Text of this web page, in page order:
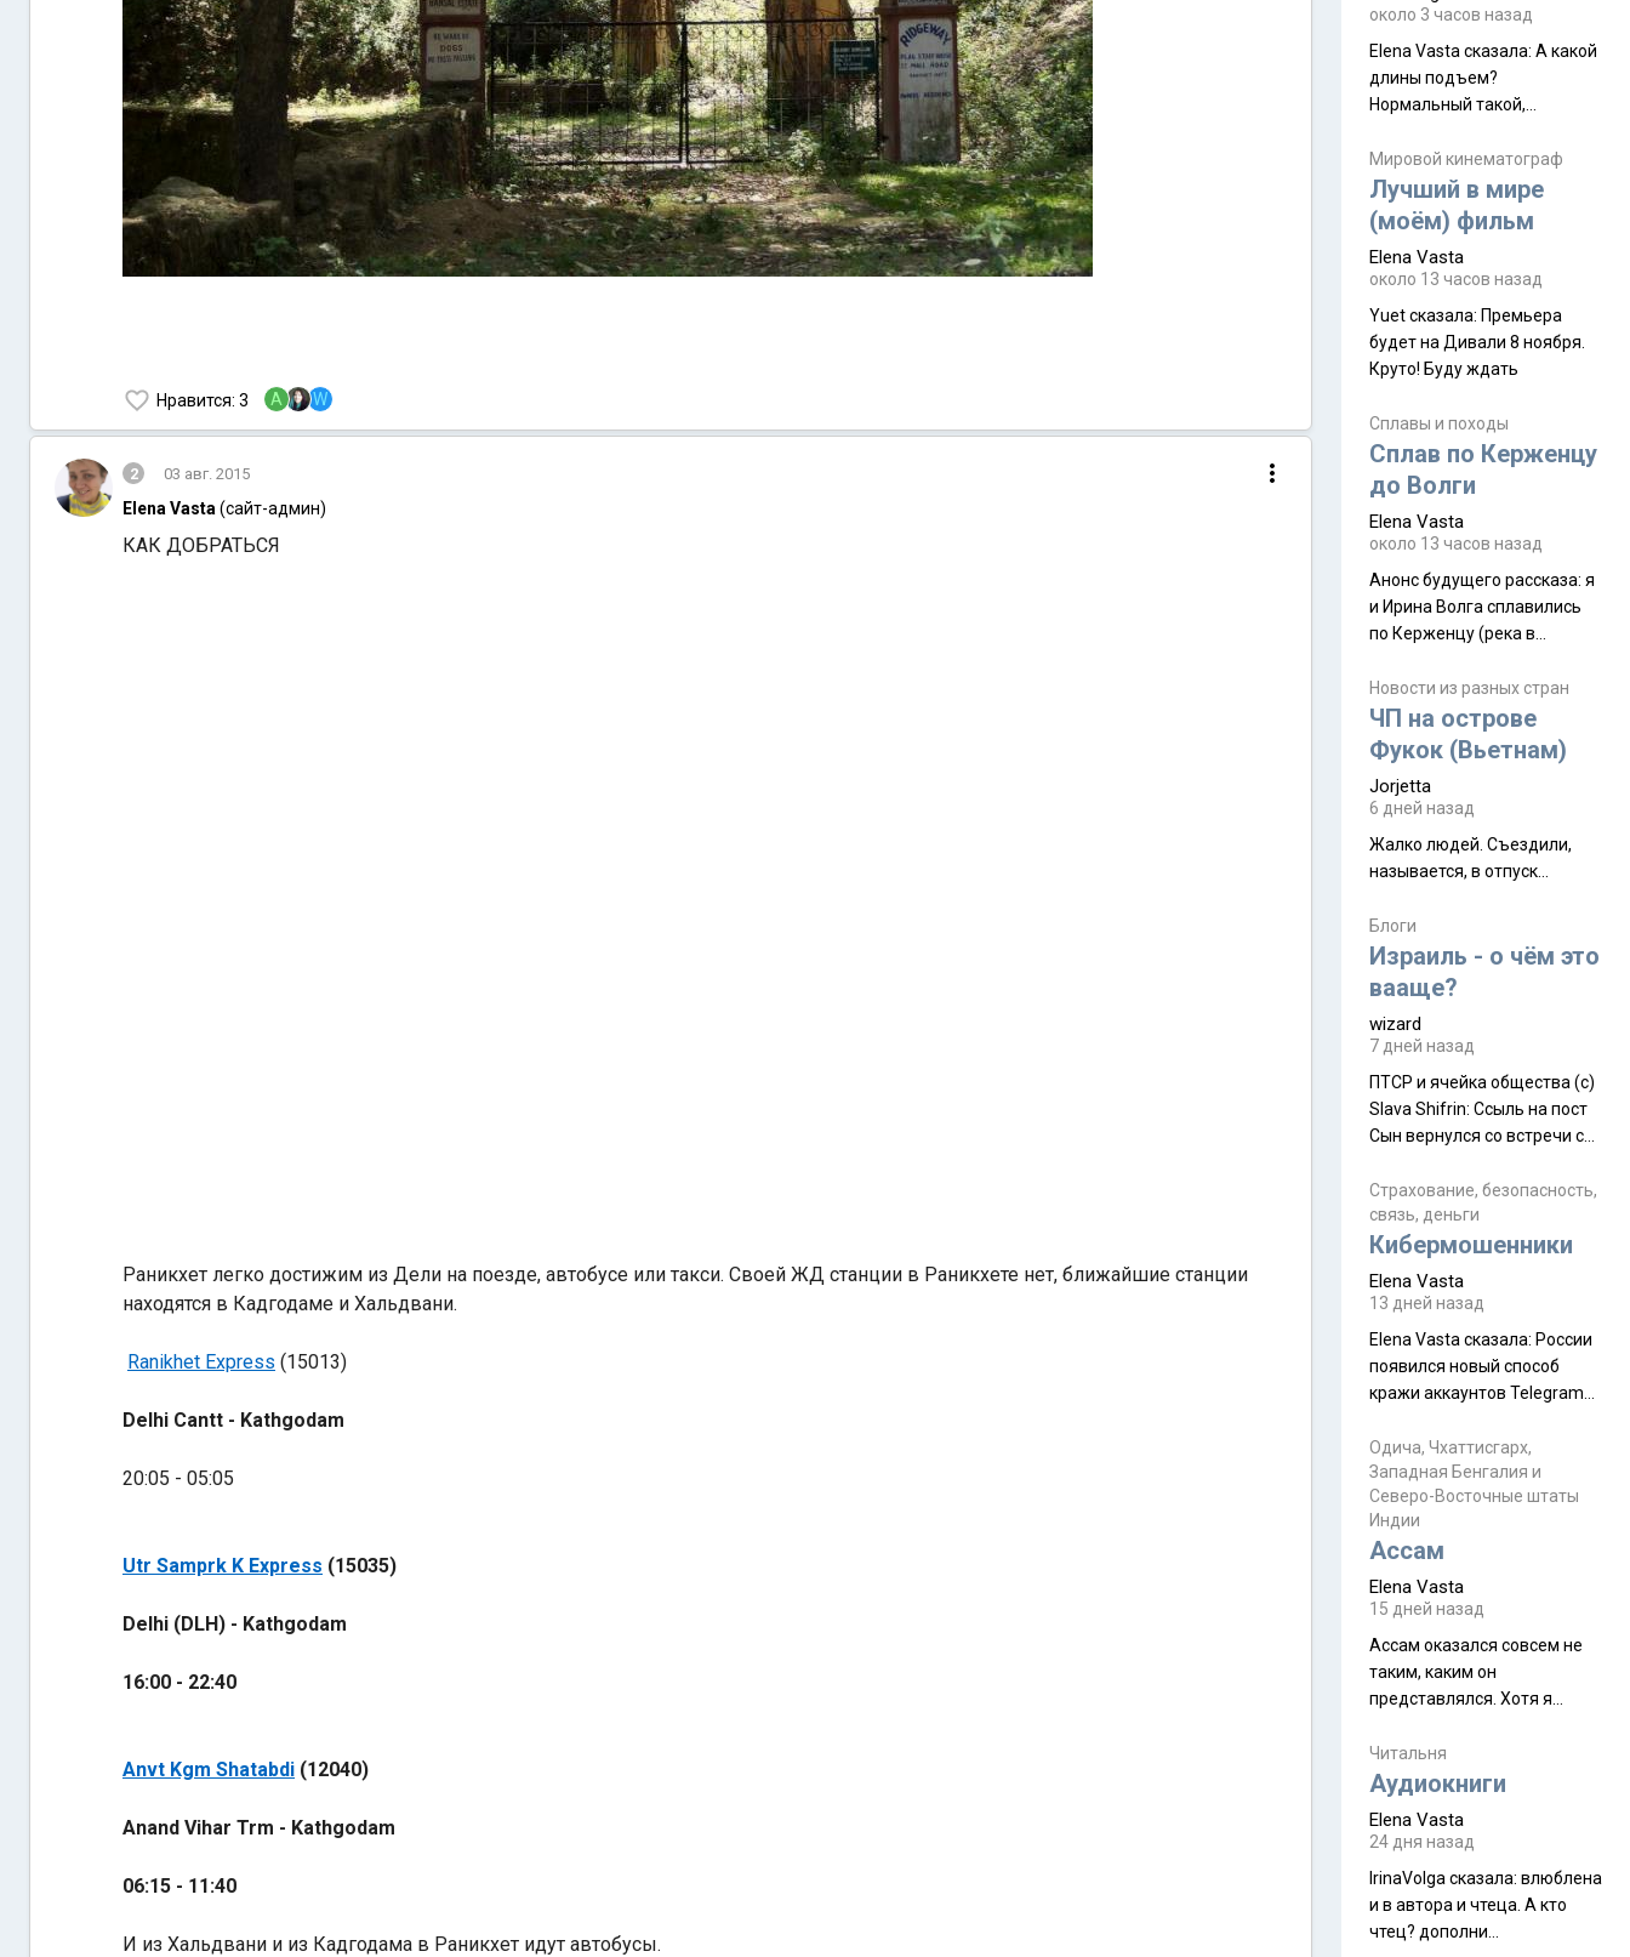
Нравится: 3 A W
2 03 авг. 2015
Elena Vasta (сайт-админ)
КАК ДОБРАТЬСЯ
Раникхет легко достижим из Дели на поезде, автобусе или такси. Своей ЖД станции в Раникхете нет, ближайшие станции
находятся в Кадгодаме и Хальдвани.
Ranikhet Express (15013)
Delhi Cantt - Kathgodam
20:05 - 05:05
Utr Samprk K Express (15035)
Delhi (DLH) - Kathgodam
16:00 - 22:40
Anvt Kgm Shatabdi (12040)
Anand Vihar Trm - Kathgodam
06:15 - 11:40
И из Хальдвани и из Кадгодама в Раникхет идут автобусы.
около 3 часов назад
Elena Vasta сказалa: А какой
длины подъем?
Нормальный такой,
Vasta сказалa: Горы
Аватара? Да
Мировой кинематограф
Лучший в мире
(моём) фильм
Elena Vasta
около 13 часов назад
Yuet сказалa: Премьера
будет на Дивали 8 ноября.
Круто! Буду ждать
Сплавы и походы
Сплав по Керженцу
до Волги
Elena Vasta
около 13 часов назад
Анонс будущего рассказа: я
и Ирина Волга сплавились
по Керженцу (река в
села Керженец до стоящего
на берегу Волги
Макарьевского монастыря,
это маршрут на 200 км
[видео]
Новости из разных стран
ЧП на острове
Фукок (Вьетнам)
Jorjetta
6 дней назад
Жалко людей. Съездили,
называется, в отпуск...
Блоги
Израиль - о чём это
вааще?
wizard
7 дней назад
ПТСР и ячейка общества (с)
Slava Shifrin: Ссыль на пост
Сын вернулся со встречи с
уже, как демобилизовались,
а продолжают встречаться
почти каждую неделю) и с
разводится!" Эйтан -
семьи, из тех, кого называют
"вязаные кипы". С 2022-го
Страхование, безопасность,
связь, деньги
Кибермошенники
Elena Vasta
13 дней назад
Elena Vasta сказалa: России
появился новый способ
кражи аккаунтов Telegram
Прочитайте! У моих двух
знакомых вот так увели
аккаунты
Одича, Чхаттисгарх,
Западная Бенгалия и
Северо-Восточные штаты
Индии
Ассам
Elena Vasta
15 дней назад
Ассам оказался совсем не
таким, каким он
представлялся. Хотя я
краешек, но все же схватила
ауру штата, как-то он меня
природа, мягкие
такая как бы переходная
ступень между привычной
нам Индией и остальными
Читальня
Аудиокниги
Elena Vasta
24 дня назад
IrinaVolga сказалa: влюблена
и в автора и чтеца. А кто
чтец? дополни